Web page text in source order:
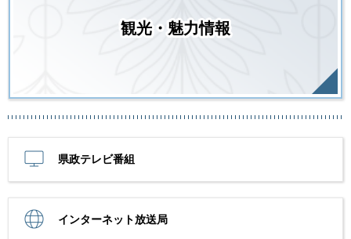
観光・魅力情報
県政テレビ番組
インターネット放送局